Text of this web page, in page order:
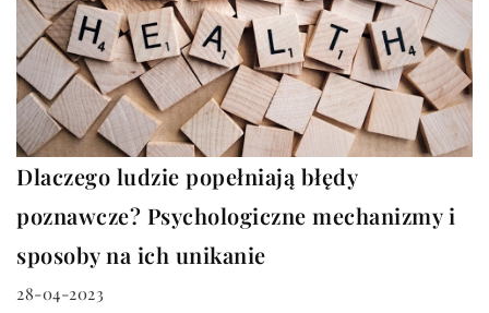
Dlaczego ludzie popełniają błędy
poznawcze? Psychologiczne mechanizmy i
sposoby na ich unikanie
28-04-2023